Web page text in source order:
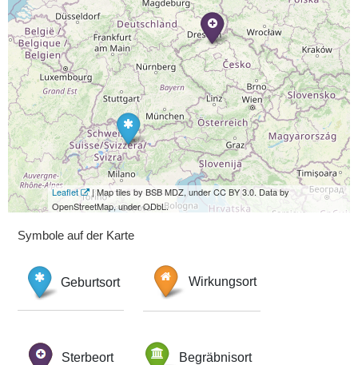
Leaflet
| Map tiles by BSB MDZ, under CC BY 3.0. Data by
OpenStreetMap, under ODbL.
Symbole auf der Karte
Geburtsort Wirkungsort
Sterbeort Begräbnisort